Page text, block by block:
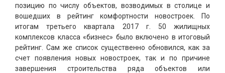
позицию по числу объектов, возводимых в столице и
вошедших в рейтинг комфортности новостроек. По
итогам третьего квартала 2017 г. 50 жилищных
комплексов класса «бизнес» было включено в итоговый
рейтинг. Сам же список существенно обновился, как за
счет появления новых новостроек, так и по причине
завершения строительства ряда объектов или